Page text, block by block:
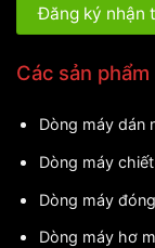
Các sản
Dòng máy dán
Dòng máy
Dòng máy
Dòng máy hơ